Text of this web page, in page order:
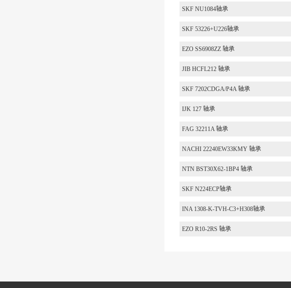
SKF NU1084轴承
SKF 53226+U226轴承
EZO SS6908ZZ 轴承
JIB HCFL212 轴承
SKF 7202CDGA/P4A 轴承
IJK 127 轴承
FAG 32211A 轴承
NACHI 22240EW33KMY 轴承
NTN BST30X62-1BP4 轴承
SKF N224ECP轴承
INA 1308-K-TVH-C3+H308轴承
EZO R10-2RS 轴承